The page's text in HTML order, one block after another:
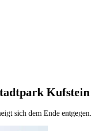
Kufstein
sich dem Ende